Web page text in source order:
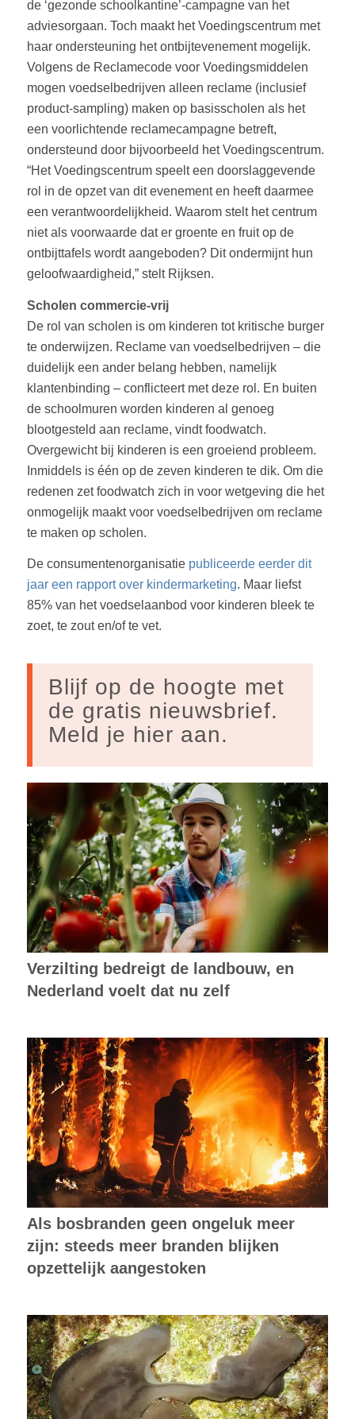
de ‘gezonde schoolkantine’-campagne van het
adviesorgaan. Toch maakt het Voedingscentrum met
haar ondersteuning het ontbijtevenement mogelijk.
Volgens de Reclamecode voor Voedingsmiddelen
mogen voedselbedrijven alleen reclame (inclusief
product-sampling) maken op basisscholen als het
een voorlichtende reclamecampagne betreft,
ondersteund door bijvoorbeeld het Voedingscentrum.
“Het Voedingscentrum speelt een doorslaggevende
rol in de opzet van dit evenement en heeft daarmee
een verantwoordelijkheid. Waarom stelt het centrum
niet als voorwaarde dat er groente en fruit op de
ontbijttafels wordt aangeboden? Dit ondermijnt hun
geloofwaardigheid,” stelt Rijksen.
Scholen commercie-vrij
De rol van scholen is om kinderen tot kritische burger
te onderwijzen. Reclame van voedselbedrijven – die
duidelijk een ander belang hebben, namelijk
klantenbinding – conflicteert met deze rol. En buiten
de schoolmuren worden kinderen al genoeg
blootgesteld aan reclame, vindt foodwatch.
Overgewicht bij kinderen is een groeiend probleem.
Inmiddels is één op de zeven kinderen te dik. Om die
redenen zet foodwatch zich in voor wetgeving die het
onmogelijk maakt voor voedselbedrijven om reclame
te maken op scholen.
De consumentenorganisatie publiceerde eerder dit
jaar een rapport over kindermarketing. Maar liefst
85% van het voedselaanbod voor kinderen bleek te
zoet, te zout en/of te vet.
Blijf op de hoogte met
de gratis nieuwsbrief.
Meld je hier aan.
Verzilting bedreigt de landbouw, en
Nederland voelt dat nu zelf
Als bosbranden geen ongeluk meer
zijn: steeds meer branden blijken
opzettelijk aangestoken